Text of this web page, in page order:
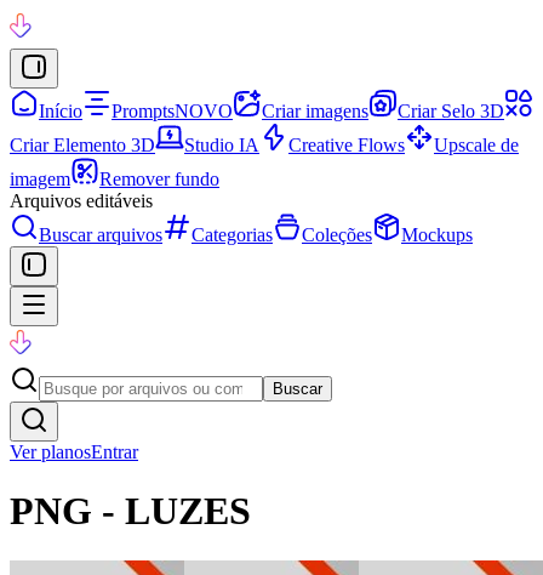
Início PromptsNOVO Criar imagens
Criar Selo 3D
Criar Elemento 3D
Studio IA Creative Flows
Upscale de
imagem
Remover fundo
Arquivos editáveis
Buscar arquivos
Categorias Coleções Mockups
Buscar
Ver planosEntrar
PNG - LUZES